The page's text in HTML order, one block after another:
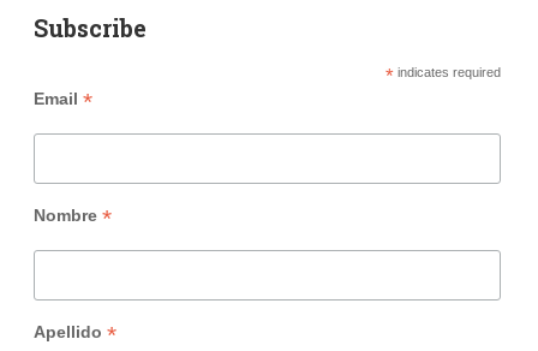
Subscribe
*indicates required
Email *
Nombre *
Apellido *